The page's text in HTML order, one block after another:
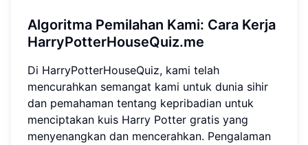
Algoritma Pemilahan Kami: Cara Kerja
HarryPotterHouseQuiz.me
Di HarryPotterHouseQuiz, kami telah
mencurahkan semangat kami untuk dunia sihir
dan pemahaman tentang kepribadian untuk
menciptakan kuis Harry Potter gratis yang
menyenangkan dan mencerahkan. Pengalaman